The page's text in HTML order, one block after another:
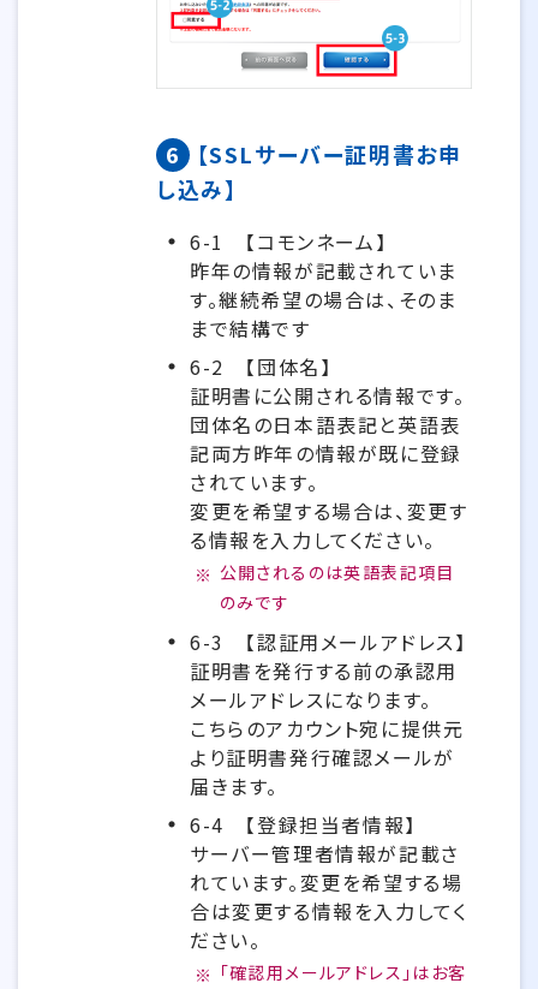
6
【SSLサーバー証明書お申
し込み】
6-1
【コモンネーム】
昨年の情報が記載されていま
す。継続希望の場合は、そのま
まで結構です
6-2 【団体名】
証明書に公開される情報です。
団体名の日本語表記と英語表
記両方昨年の情報が既に登録
されています。
変更を希望する場合は、変更す
る情報を入力してください。
公開されるのは英語表記項目
のみです
6-3
【認証用メールアドレス】
証明書を発行する前の承認用
メールアドレスになります。
こちらのアカウント宛に提供元
より証明書発行確認メールが
届きます。
6-4 【登録担当者情報】
サーバー管理者情報が記載さ
れています。変更を希望する場
合は変更する情報を入力してく
ださい。
「確認用メールアドレス」はお客